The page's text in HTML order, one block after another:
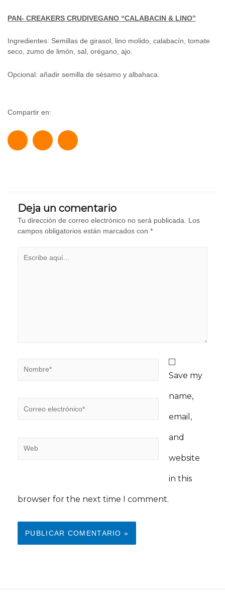
PAN- CREAKERS CRUDIVEGANO “CALABACIN & LINO”
Ingredientes: Semillas de girasol, lino molido, calabacín, tomate
seco, zumo de limón, sal, orégano, ajo.
Opcional: añadir semilla de sésamo y albahaca.
Compartir en:
Deja un comentario
Tu dirección de correo electrónico no será publicada.
Los
campos obligatorios están marcados con *
Save my
name,
email,
and
website
in this
browser for the next time I comment.